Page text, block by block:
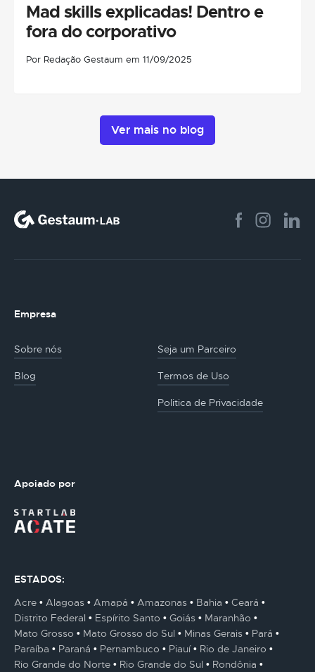
Mad skills explicadas! Dentro e
fora do corporativo
Por Redação Gestaum em 11/09/2025
Ver mais no blog
Empresa
Sobre nós Seja um Parceiro
Blog Termos de Uso
Politica de Privacidade
Apoiado por
ESTADOS:
Acre
Alagoas Amapá Amazonas Bahia
Ceará
Distrito Federal
Espírito Santo Goiás
Maranhão
Mato Grosso
Mato Grosso do Sul Minas Gerais
Pará
Paraíba
Paraná Pernambuco Piauí
Rio de Janeiro
Rio Grande do Norte
Rio Grande do Sul Rondônia